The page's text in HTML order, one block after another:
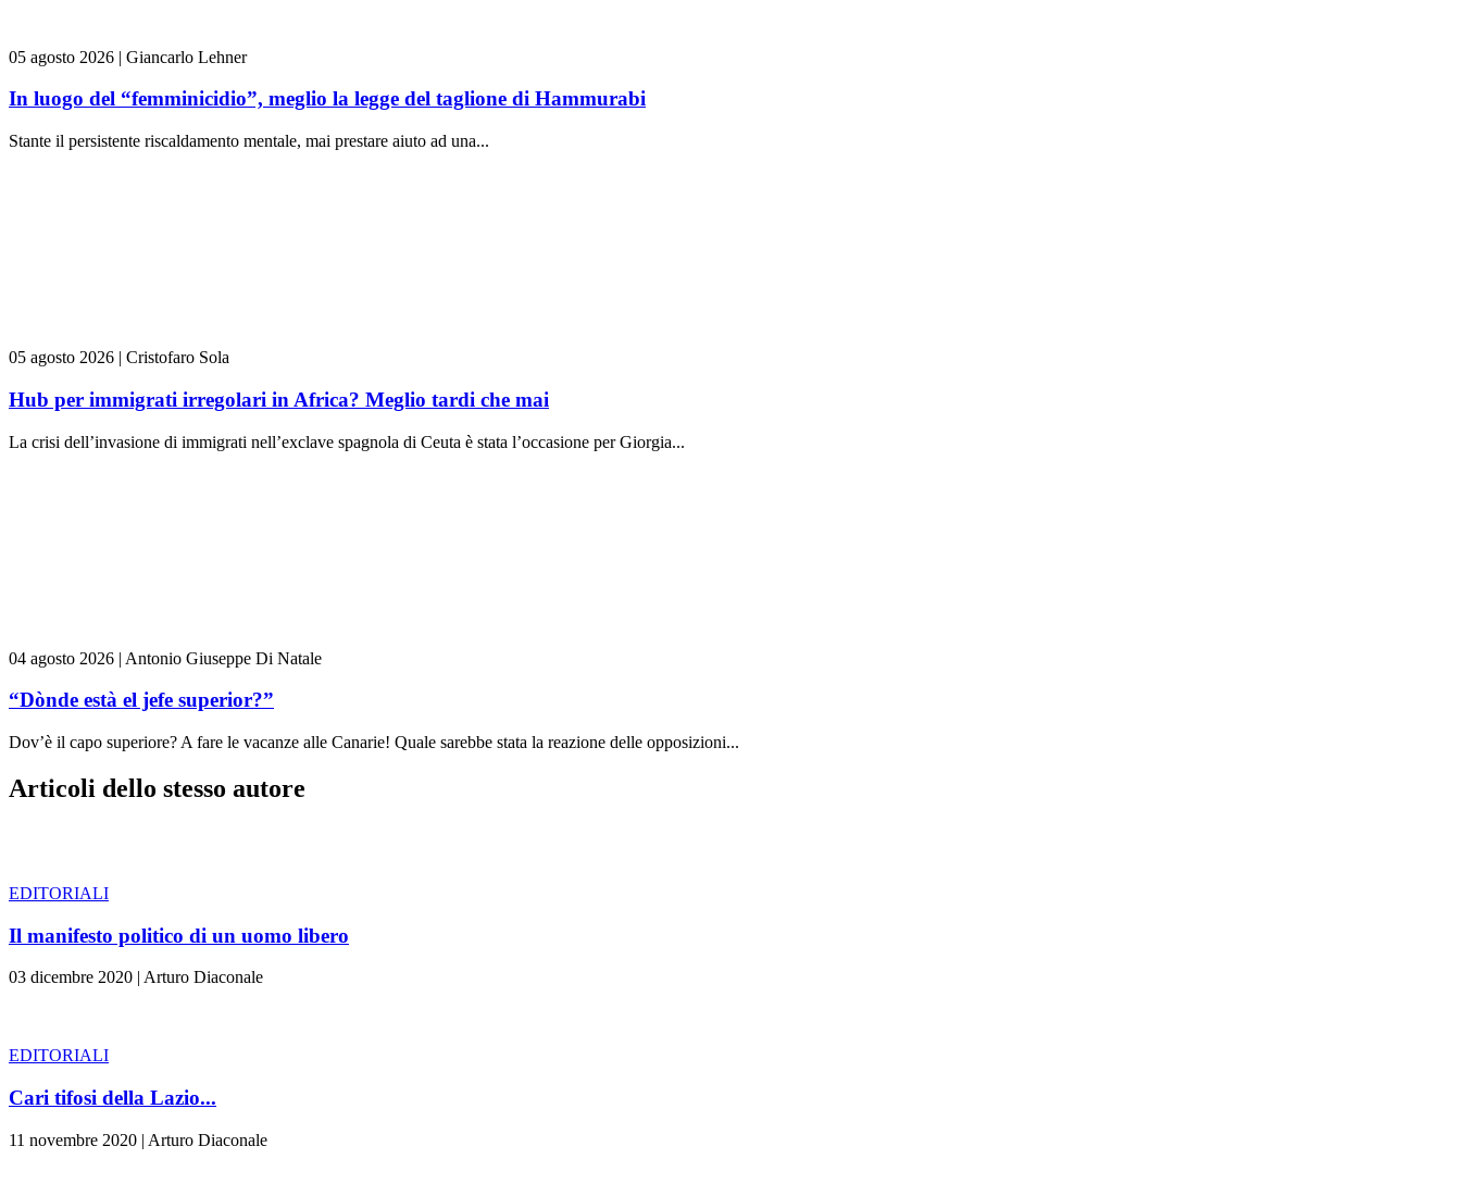
05 agosto 2026 | Giancarlo Lehner
In luogo del “femminicidio”, meglio la legge del taglione di Hammurabi
Stante il persistente riscaldamento mentale, mai prestare aiuto ad una...
05 agosto 2026 | Cristofaro Sola
Hub per immigrati irregolari in Africa? Meglio tardi che mai
La crisi dell’invasione di immigrati nell’exclave spagnola di Ceuta è stata l’occasione per Giorgia...
04 agosto 2026 | Antonio Giuseppe Di Natale
“Dònde està el jefe superior?”
Dov’è il capo superiore? A fare le vacanze alle Canarie! Quale sarebbe stata la reazione delle opposizioni...
Articoli dello stesso autore
EDITORIALI
Il manifesto politico di un uomo libero
03 dicembre 2020 | Arturo Diaconale
EDITORIALI
Cari tifosi della Lazio...
11 novembre 2020 | Arturo Diaconale